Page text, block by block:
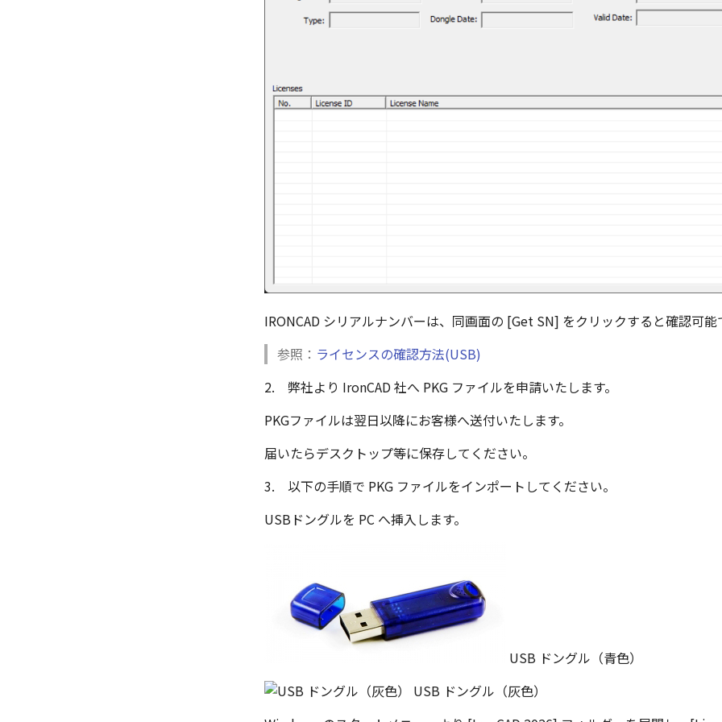
IRONCAD シリアルナンバーは、同画面の [Get SN] をクリックすると確認可能
参照： ライセンスの確認方法(USB)
2. 弊社より IronCAD 社へ PKG ファイルを申請いたします。
PKGファイルは翌日以降にお客様へ送付いたします。
届いたらデスクトップ等に保存してください。
3. 以下の手順で PKG ファイルをインポートしてください。
USBドングルを PC へ挿入します。
USB ドングル（青色）
USB ドングル（灰色）